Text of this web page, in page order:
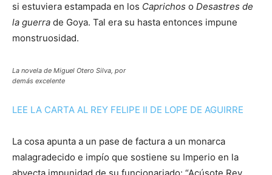
si estuviera estampada en los Caprichos o Desastres de
la guerra de Goya. Tal era su hasta entonces impune
monstruosidad.
La novela de Miguel Otero Silva, por
demás excelente
LEE LA CARTA AL REY FELIPE II DE LOPE DE AGUIRRE
La cosa apunta a un pase de factura a un monarca
malagradecido e impío que sostiene su Imperio en la